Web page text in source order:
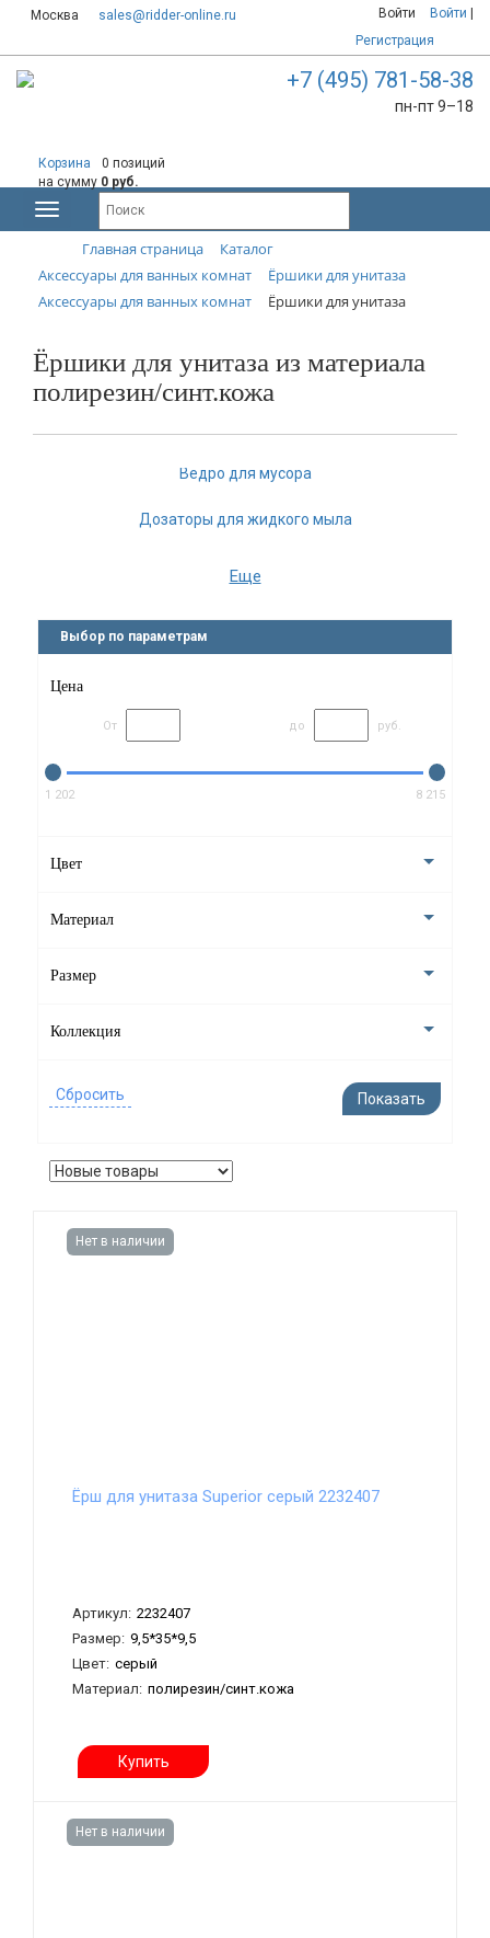
Москва sales@ridder-online.ru Войти Войти
Регистрация
+7 (495) 781-58-38
пн-пт 9–18
Корзина
0 позиций
на сумму 0 руб.
Главная страница
Каталог
Аксессуары для ванных комнат
Ёршики для унитаза
Аксессуары для ванных комнат
Ёршики для унитаза
Ёршики для унитаза из материала
полирезин/синт.кожа
Ведро для мусора
Дозаторы для жидкого мыла
Ёмкость для ватных дисков
Мыльницы
Контейнеры для хранения в ванной комнате
Еще
Выбор по параметрам
Цена
От до руб.
1 202 8 215
Цвет
Материал
Размер
Коллекция
Нет в наличии
Ёрш для унитаза Superior серый 2232407
Артикул: 2232407
Размер: 9,5*35*9,5
Цвет: серый
Материал: полирезин/синт.кожа
Купить
Нет в наличии